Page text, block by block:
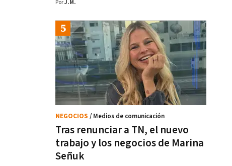
PorJ.M.
Tras renunciar a TN, el nuevo
trabajo y los negocios de Marina
Señuk
NEGOCIOS / Medios de comunicación